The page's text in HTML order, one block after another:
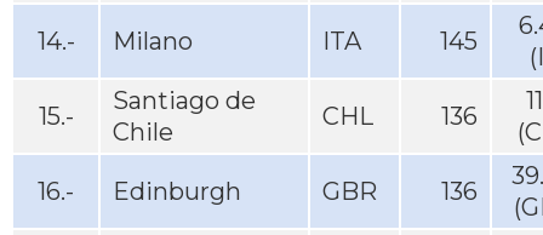
14.- Milano ITA 145
15.-
Santiago de
Chile
CHL 136
16.- Edinburgh GBR 136